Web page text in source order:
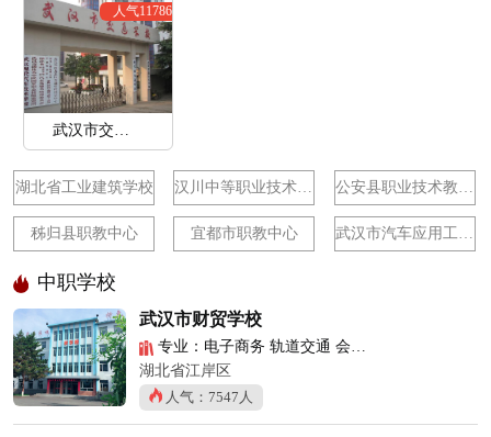
人气11786
武汉市交通学校
湖北省工业建筑学校 汉川中等职业技术学校 公安县职业技术教育中心学校
秭归县职教中心 宜都市职教中心
中职学校
武汉市财贸学校
专业：电子商务 轨道交通 会计电算化
湖北省江岸区
人气：7547人